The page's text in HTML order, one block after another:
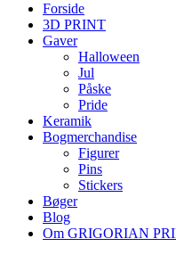
Forside
3D PRINT
Gaver
Halloween
Jul
Påske
Pride
Keramik
Bogmerchandise
Figurer
Pins
Stickers
Bøger
Blog
Om GRIGORIAN